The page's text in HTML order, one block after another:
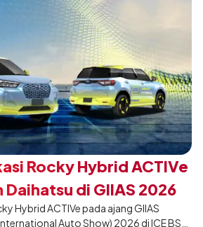
Rocky Hybrid ACTIVe
di GIIAS 2026
Hybrid ACTIVe pada ajang GIIAS
Auto Show) 2026 di ICE BSD